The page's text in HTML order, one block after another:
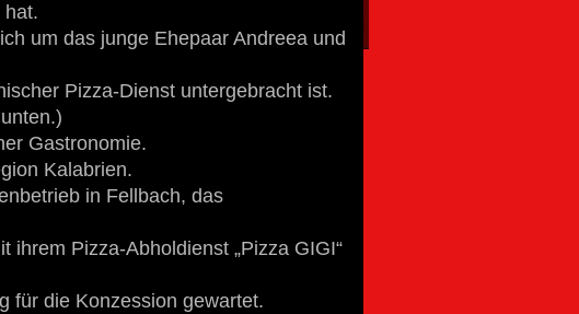
hat.
um das junge Ehepaar Andreea und
Pizza-Dienst untergebracht ist.
Gastronomie.
Kalabrien.
in Fellbach, das
ihrem Pizza-Abholdienst „Pizza GIGI“
für die Konzession gewartet.